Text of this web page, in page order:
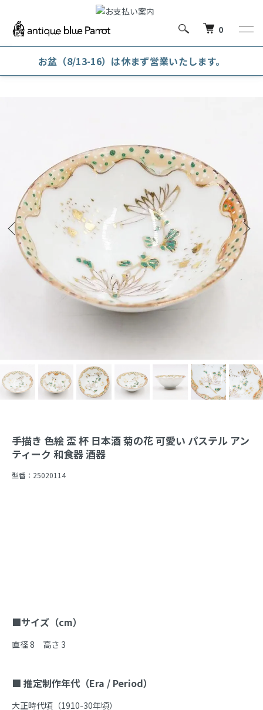
0
お盆（8/13-16）は休まず営業いたします。
和陶磁器 酒器・茶器
手描き 色絵 盃 杯 日本酒 菊の花 可愛い パステル アン
ティーク 和食器 酒器
型番： 25020114
商品説明
■サイズ（cm）
直径 8　高さ 3
■ 推定制作年代（Era / Period）
大正時代頃（1910-30年頃）